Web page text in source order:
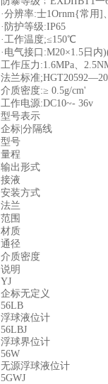
·分辨率:士1Ornm{常用]
·防护等级:IP65
·工作温度;≤150℃
·电气接口:M20×1.5日内
工作压力:1.6MPa、
法兰标准
介质密度:≥ 0.5g/cm'
工作电源:DC10~- 36v
型号表示
企标|分隔线
型号
量程
输出形式
接液
安装方式
法兰
范围
材质
通径
介质密度
说明
YJ
企标无定义
56LB
浮球液位计
56LBJ
浮球界位计
56W
无源浮球液位计
5GWJ